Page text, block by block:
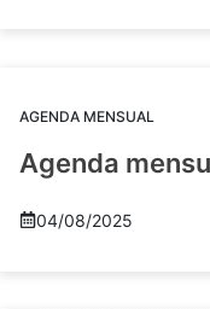
AGENDA MENSUAL
Agenda
04/08/2025